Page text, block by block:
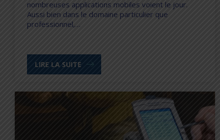
nombreuses applications mobiles voient le jour.
Aussi bien dans le domaine particulier que
professionnel,…
LIRE LA SUITE